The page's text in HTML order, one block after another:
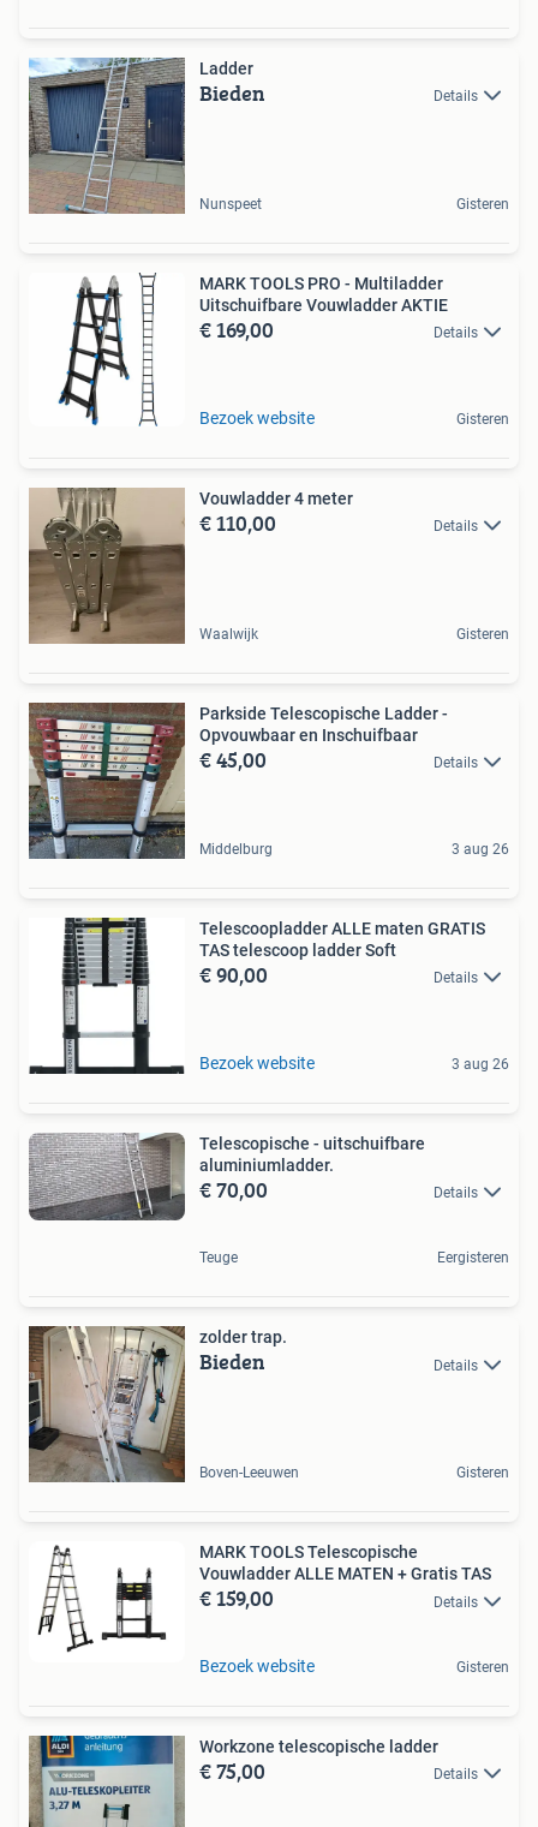
Ladder
Bieden Details
Nunspeet Gisteren
MARK TOOLS PRO - Multiladder
Uitschuifbare Vouwladder AKTIE
€ 169,00 Details
Bezoek website Gisteren
Vouwladder 4 meter
€ 110,00 Details
Waalwijk Gisteren
Parkside Telescopische Ladder -
Opvouwbaar en Inschuifbaar
€ 45,00 Details
Middelburg 3 aug 26
Telescoopladder ALLE maten GRATIS
TAS telescoop ladder Soft
€ 90,00 Details
Bezoek website 3 aug 26
Telescopische - uitschuifbare
aluminiumladder.
€ 70,00 Details
Teuge Eergisteren
zolder trap.
Bieden Details
Boven-Leeuwen Gisteren
MARK TOOLS Telescopische
Vouwladder ALLE MATEN + Gratis TAS
€ 159,00 Details
Bezoek website Gisteren
Workzone telescopische ladder
€ 75,00 Details